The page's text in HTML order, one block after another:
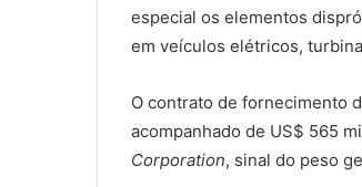
especial os elementos
em veículos elétricos,
O contrato de fornecimento
acompanhado de US$ 565
Corporation, sinal do peso